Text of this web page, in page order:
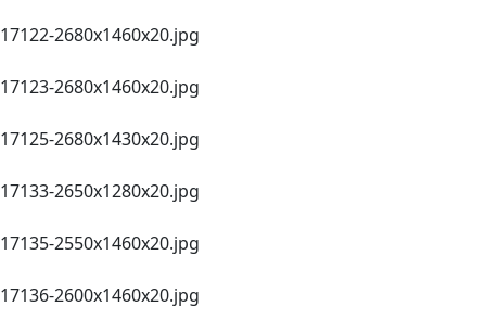
17122-2680х1460х20.jpg
17123-2680х1460х20.jpg
17125-2680х1430х20.jpg
17133-2650х1280х20.jpg
17135-2550х1460x20.jpg
17136-2600х1460х20.jpg